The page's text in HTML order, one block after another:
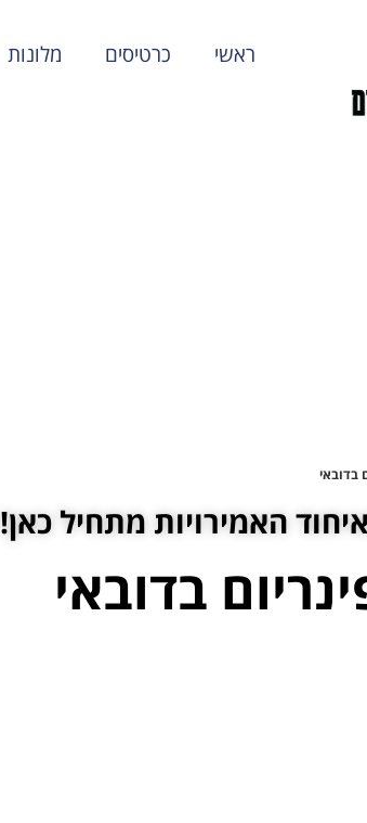
ראשי כרטיסים מלונות
בדובאי
האמירויות מתחיל כאן!
בדובאי